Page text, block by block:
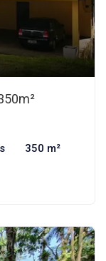
350 m²